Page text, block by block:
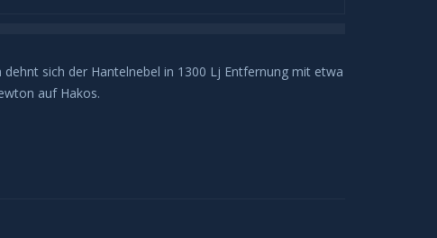
sich der Hantelnebel in 1300 Lj Entfernung mit etwa
auf Hakos.